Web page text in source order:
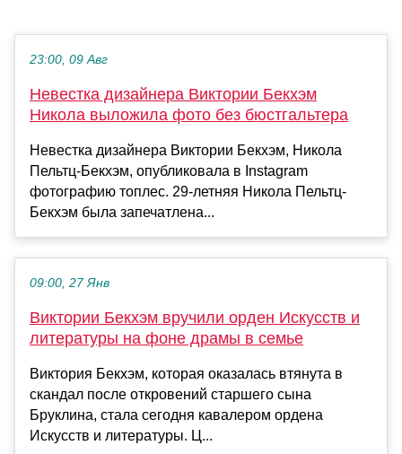
23:00, 09 Авг
Невестка дизайнера Виктории Бекхэм
Никола выложила фото без бюстгальтера
Невестка дизайнера Виктории Бекхэм, Никола
Пельтц-Бекхэм, опубликовала в Instagram
фотографию топлес. 29-летняя Никола Пельтц-
Бекхэм была запечатлена...
09:00, 27 Янв
Виктории Бекхэм вручили орден Искусств и
литературы на фоне драмы в семье
Виктория Бекхэм, которая оказалась втянута в
скандал после откровений старшего сына
Бруклина, стала сегодня кавалером ордена
Искусств и литературы. Ц...